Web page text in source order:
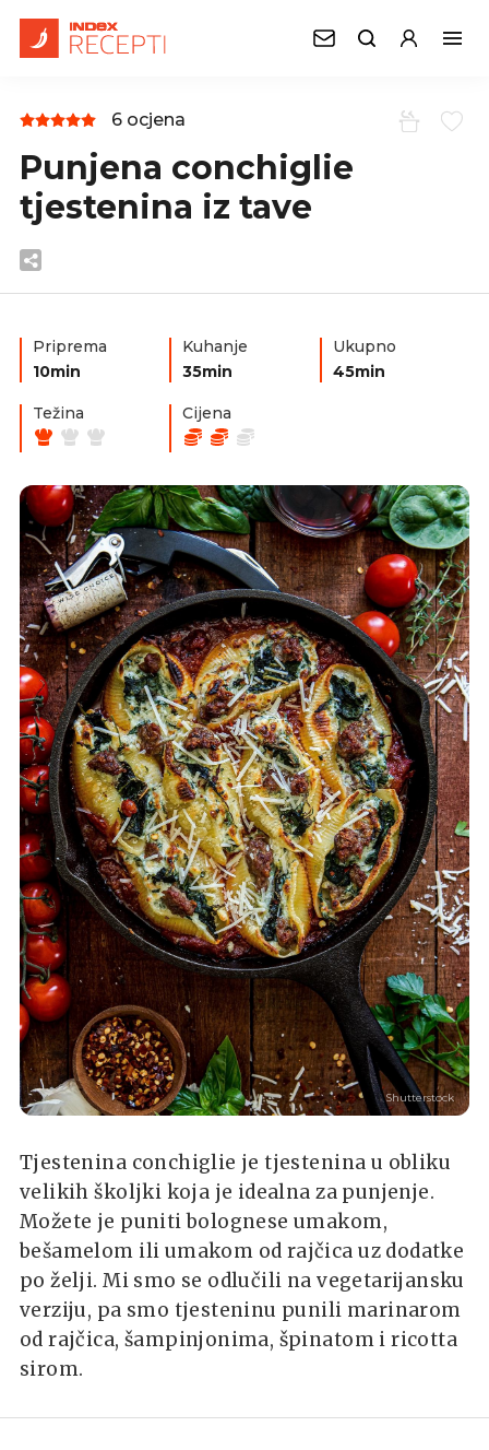
6 ocjena
Punjena conchiglie
tjestenina iz tave
Priprema
10min
Kuhanje
35min
Ukupno
45min
Težina Cijena
Shutterstock
Tjestenina conchiglie je tjestenina u obliku
velikih školjki koja je idealna za punjenje.
Možete je puniti bolognese umakom,
bešamelom ili umakom od rajčica uz dodatke
po želji. Mi smo se odlučili na vegetarijansku
verziju, pa smo tjesteninu punili marinarom
od rajčica, šampinjonima, špinatom i ricotta
sirom.